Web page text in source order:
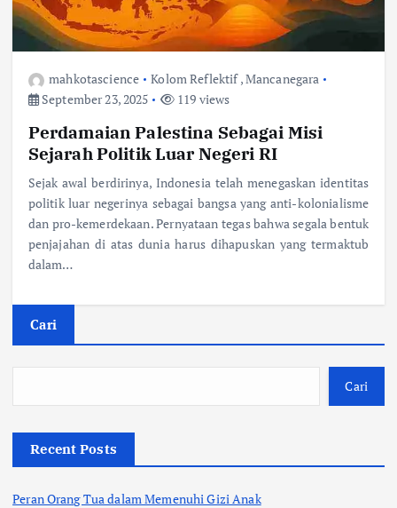
mahkotascience Kolom Reflektif,Mancanegara
September 23, 2025
119 views
Perdamaian Palestina Sebagai Misi
Sejarah Politik Luar Negeri RI
Sejak awal berdirinya, Indonesia telah menegaskan identitas
politik luar negerinya sebagai bangsa yang anti-kolonialisme
dan pro-kemerdekaan. Pernyataan tegas bahwa segala bentuk
penjajahan di atas dunia harus dihapuskan yang termaktub
dalam…
Cari
Cari
Recent Posts
Peran Orang Tua dalam Memenuhi Gizi Anak